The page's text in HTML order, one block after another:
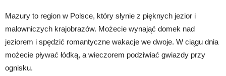
Mazury to region w Polsce, który słynie z pięknych jezior i
malowniczych krajobrazów. Możecie wynająć domek nad
jeziorem i spędzić romantyczne wakacje we dwoje. W ciągu dnia
możecie pływać łódką, a wieczorem podziwiać gwiazdy przy
ognisku.